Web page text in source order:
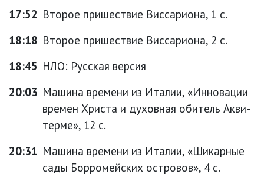
17:52 Второе пришествие Виссариона, 1 с.
18:18 Второе пришествие Виссариона, 2 с.
18:45 НЛО: Русская версия
20:03 Машина времени из Италии, «Инновации
времен Христа и духовная обитель Акви-
терме», 12 с.
20:31 Машина времени из Италии, «Шикарные
сады Борромейских островов», 4 с.